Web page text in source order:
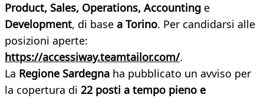
Product, Sales, Operations, Accounting e
Development, di base a Torino. Per candidarsi alle
posizioni aperte:
https://accessiway.teamtailor.com/.
La Regione Sardegna ha pubblicato un avviso per
la copertura di 22 posti a tempo pieno e